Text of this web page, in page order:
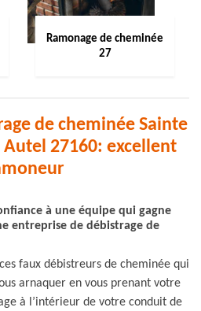
Ramonage de cheminée
27
de cheminée Sainte
27160: excellent
à une équipe qui gagne
entreprise de débistrage de
faux débistreurs de cheminée qui
arnaquer en vous prenant votre
à l’intérieur de votre conduit de